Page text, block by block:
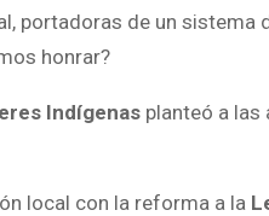
portadoras de un
honrar?
Indígenas planteó a
local con la reforma a la